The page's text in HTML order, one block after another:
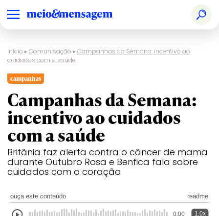
Início ▸Comunicação ▸Campanhas da Semana: incentivo ao
cuidados com a saúde
campanhas
Campanhas da Semana:
incentivo ao cuidados
com a saúde
Britânia faz alerta contra o câncer de mama
durante Outubro Rosa e Benfica fala sobre
cuidados com o coração
ouça este conteúdo readme
0:00 1.0x